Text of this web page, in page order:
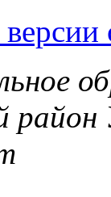
район